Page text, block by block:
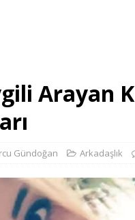
Arayan
Gündoğan Arkadaşlık